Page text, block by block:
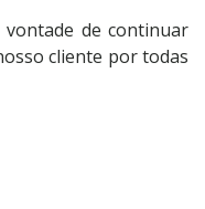
de continuar
cliente por todas